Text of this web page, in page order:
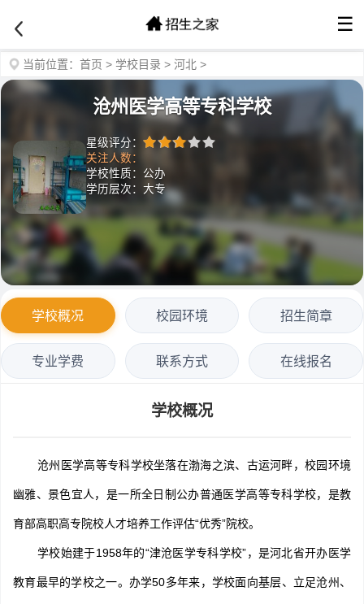
☰
当前位置： 首页 > 学校目录 > 河北 >
沧州医学高等专科学校
星级评分：
关注人数：
学校性质：公办
学历层次：大专
学校概况 校园环境 招生简章
专业学费 联系方式 在线报名
学校概况
沧州医学高等专科学校坐落在渤海之滨、古运河畔，校园环境
幽雅、景色宜人，是一所全日制公办普通医学高等专科学校，是教
育部高职高专院校人才培养工作评估“优秀”院校。
学校始建于1958年的“津沧医学专科学校”，是河北省开办医学
教育最早的学校之一。办学50多年来，学校面向基层、立足沧州、